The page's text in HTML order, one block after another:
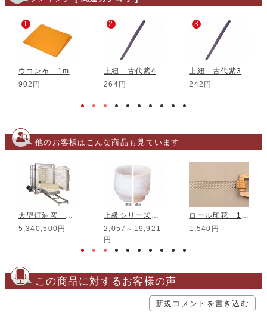
1
ウコン布 1m
902円
2
上紐 古代紫4分 1m
264円
3
上紐 古代紫3分 1m
242円
他のお客様はこんな商品も見ています
大型灯油窯 RT-200S
5,340,500円
上級シリーズ 白マット釉
2,057～19,921
円
ロール印花 10mm MRL-10
1,540円
この商品に対するお客様の声
新規コメントを書き込む